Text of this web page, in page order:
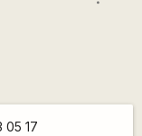
05 17